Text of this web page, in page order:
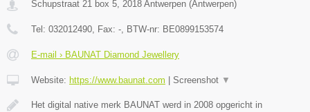
Schupstraat 21 box 5, 2018 Antwerpen (Antwerpen)
Tel: 032012490, Fax: -, BTW-nr: BE0899153574
E-mail › BAUNAT Diamond Jewellery
Website: https://www.baunat.com Screenshot ▼
Het digital native merk BAUNAT werd in 2008 opgericht in